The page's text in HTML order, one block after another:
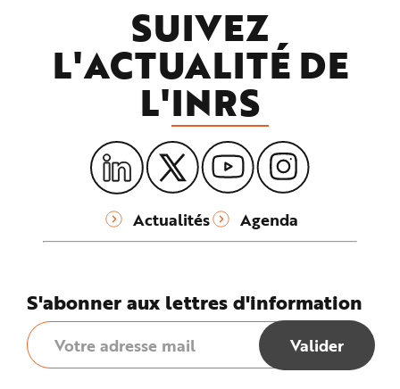
SUIVEZ
L'ACTUALITÉ DE
L'INRS
Actualités Agenda
S'abonner aux lettres d'information